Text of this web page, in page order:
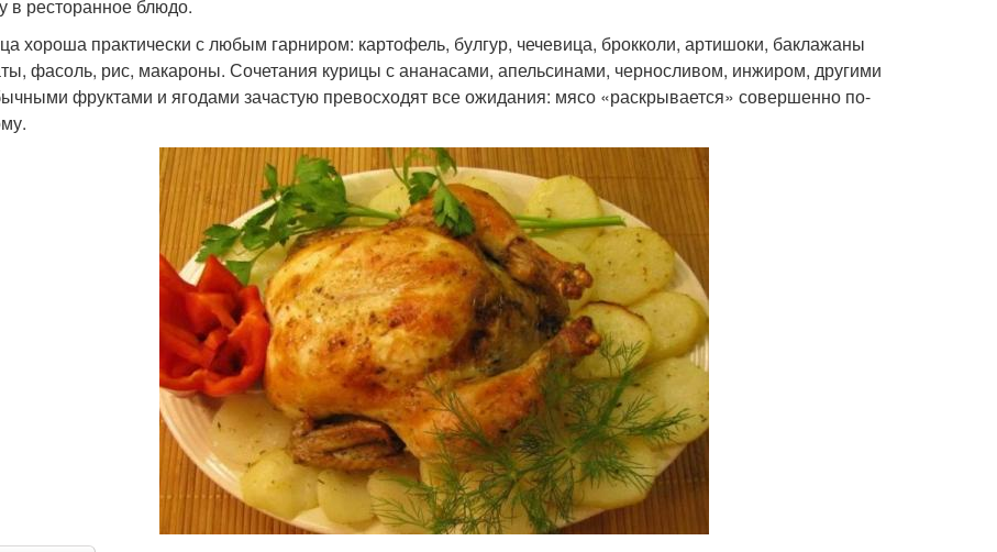
в ресторанное блюдо.
хороша практически с любым гарниром: картофель, булгур, чечевица, брокколи, артишоки, баклажаны
фасоль, рис, макароны. Сочетания курицы с ананасами, апельсинами, черносливом, инжиром, другими
фруктами и ягодами зачастую превосходят все ожидания: мясо «раскрывается» совершенно по-